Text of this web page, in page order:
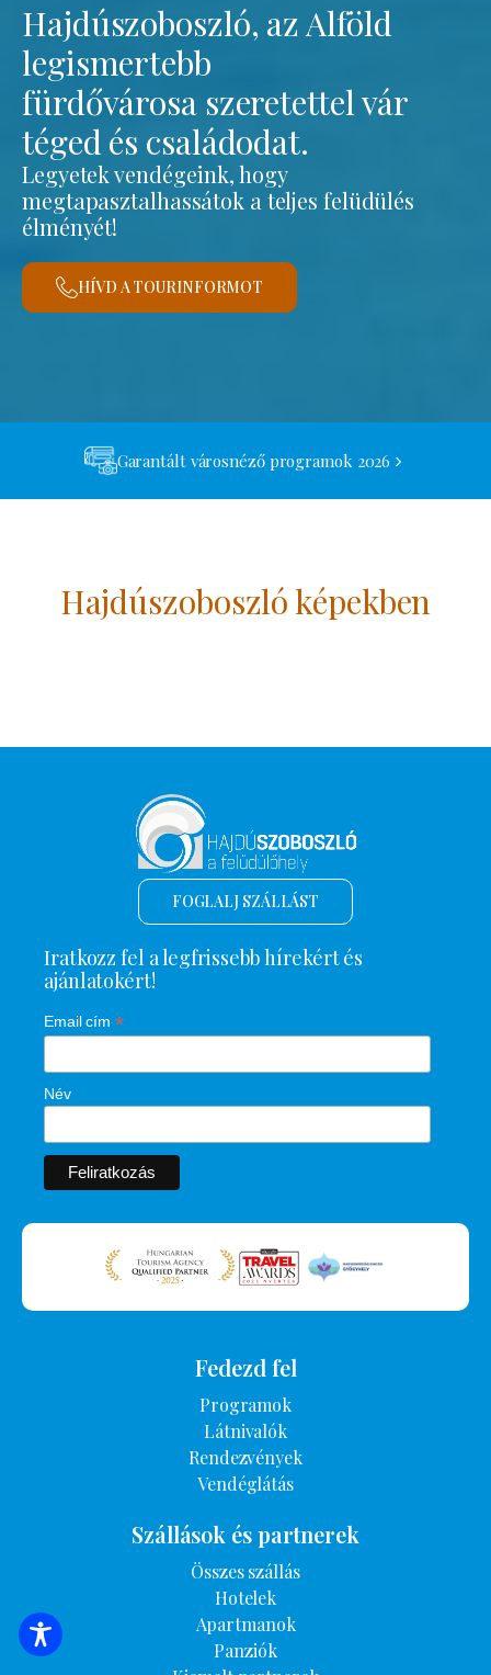
Hajdúszoboszló, az Alföld
legismertebb
fürdővárosa szeretettel vár
téged és családodat.
Legyetek vendégeink, hogy
megtapasztalhassátok a teljes felüdülés
élményét!
HÍVD A TOURINFORMOT
Garantált városnéző programok 2026
Hajdúszoboszló képekben
SZÁLLÁSOK KERESÉSE
FOGLALJ SZÁLLÁST
Iratkozz fel a legfrissebb hírekért és
ajánlatokért!
Email cím *
Név
Fedezd fel
Programok
Látnivalók
Rendezvények
Vendéglátás
Szállások és partnerek
Összes szállás
Hotelek
Apartmanok
Panziók